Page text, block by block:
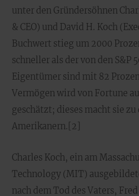
unter den Gründersöhnen
& CEO) und David H. Koch
Buchwert stieg um 2000
schneller als der von den S&P
Eigentümer sind mit 82
Vermögen wird von Fortune
geschätzt; dieses macht sie
Amerikanern.[2]
Charles Koch, ein am
Technology (MIT)
nach dem Tod des Vaters,